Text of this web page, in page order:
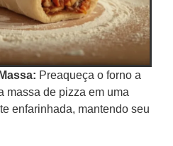
Preaqueça o forno a
massa de pizza em uma
enfarinhada, mantendo seu